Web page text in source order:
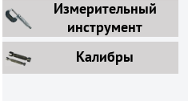
Измерительный
инструмент
Калибры